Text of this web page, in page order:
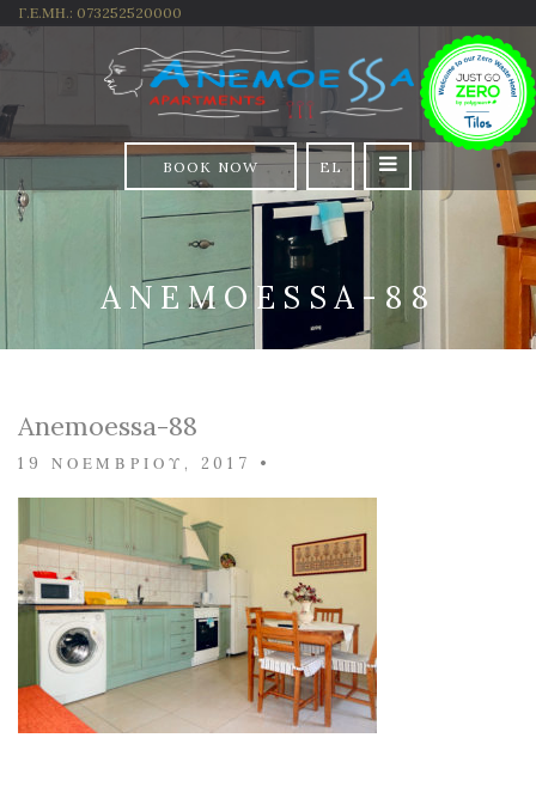
Γ.Ε.ΜΗ.: 073252520000
BOOK NOW EL
ANEMOESSA-88
Anemoessa-88
19 ΝΟΕΜΒΡΊΟΥ, 2017 •